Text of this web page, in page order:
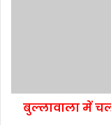
बुल्लावाला में